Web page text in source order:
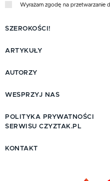
Wyrażam zgodę na przetwarzanie
SZEROKOŚCI!
ARTYKUŁY
AUTORZY
WESPRZYJ NAS
POLITYKA PRYWATNOŚCI
SERWISU CZYZTAK.PL
KONTAKT